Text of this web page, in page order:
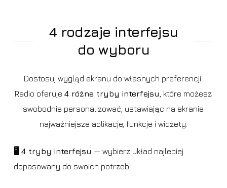
4 rodzaje interfejsu
do wyboru
Dostosuj wygląd ekranu do własnych preferencji.
Radio oferuje4 różne tryby interfejsu , które możesz
swobodnie personalizować, ustawiając na ekranie
najważniejsze aplikacje, funkcje i widżety.
🖥️ 4 tryby interfejsu — wybierz układ najlepiej
dopasowany do swoich potrzeb